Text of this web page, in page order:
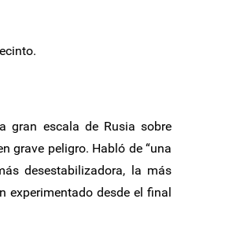
gran escala de Rusia sobre
grave peligro. Habló de “una
desestabilizadora, la más
experimentado desde el final